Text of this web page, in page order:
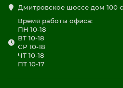
Дмитровское шоссе дом 100
Время работы офиса:
ПН 10-18
ВТ 10-18
СР 10-18
ЧТ 10-18
ПТ 10-17